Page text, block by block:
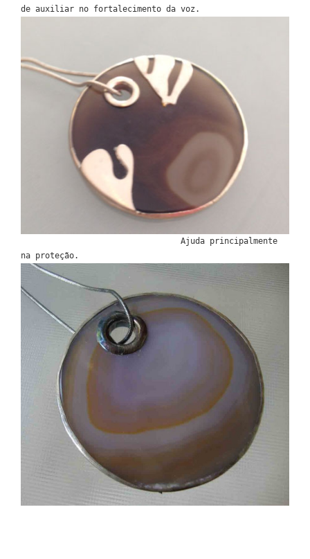
de auxiliar no fortalecimento da voz.
Ajuda principalmente
na proteção.